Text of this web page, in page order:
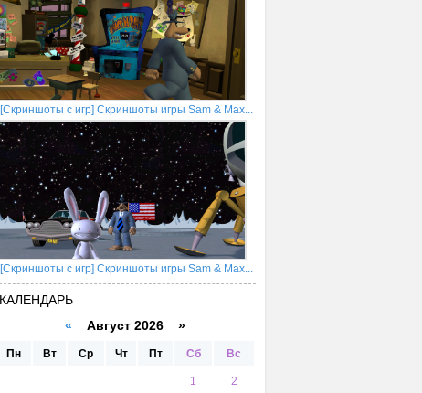
[Скриншоты с игр] Скриншоты игры Sam & Max...
[Скриншоты с игр] Скриншоты игры Sam & Max...
КАЛЕНДАРЬ
« Август 2026 »
Пн Вт Ср Чт Пт Сб Вс
1 2